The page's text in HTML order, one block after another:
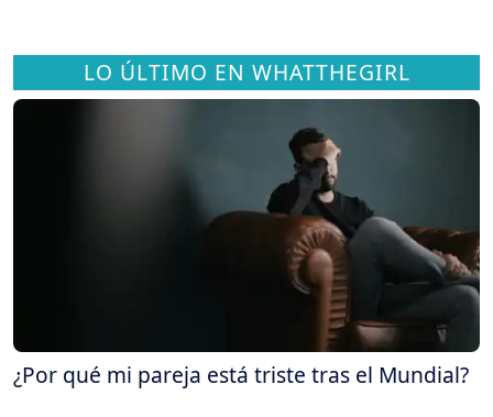
LO ÚLTIMO EN WHATTHEGIRL
¿Por qué mi pareja está triste tras el Mundial?